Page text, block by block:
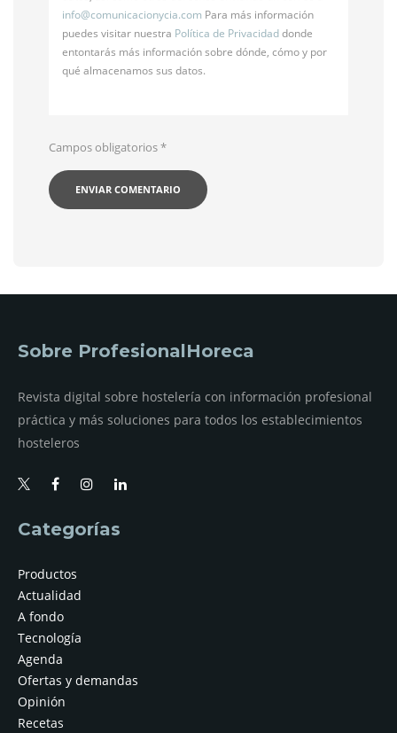
info@comunicacionycia.com Para más información
puedes visitar nuestra Política de Privacidaddonde
entontarás más información sobre dónde, cómo y por
qué almacenamos sus datos.
Campos obligatorios*
Sobre ProfesionalHoreca
Revista digital sobre hostelería con información profesional
práctica y más soluciones para todos los establecimientos
hosteleros
Categorías
Productos
Actualidad
A fondo
Tecnología
Agenda
Ofertas y demandas
Opinión
Recetas